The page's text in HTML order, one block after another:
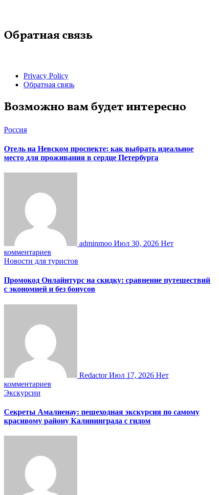
Обратная связь
Privacy Policy
Обратная связь
Возможно вам будет интересно
Россия
Отель на Невском проспекте: как выбрать идеальное
место для проживания в сердце Петербурга
adminmoo Июл 30, 2026 Нет
комментариев
Новости для туристов
Промокод Онлайнтурс на скидку: сравнение путешествий
с экономией и без бонусов
RedactorИюл 17, 2026 Нет
комментариев
Экскурсии
Секреты Амалиенау: пешеходная экскурсия по самому
красивому району Калининграда с гидом